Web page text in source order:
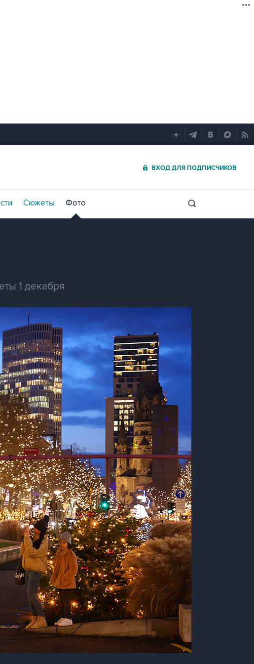
ВХОД ДЛЯ ПОДПИСЧИКОВ
Сюжеты Фото
1 декабря